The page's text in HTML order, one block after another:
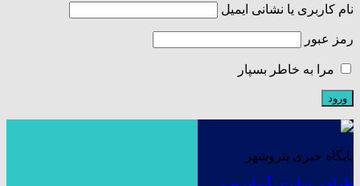
نام کاربری یا نشانی ایمیل
رمز عبور
مرا به خاطر بسپار
پایگاه خبری پتروشهر